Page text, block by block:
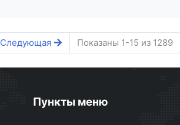
Следующая Показаны 1-15 из 1289
Пункты меню